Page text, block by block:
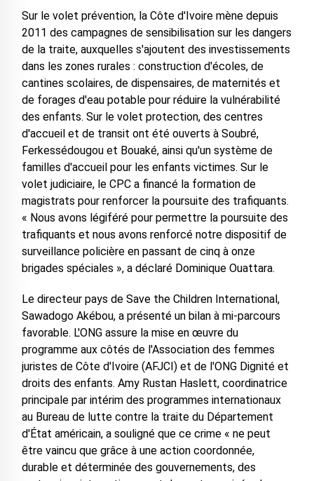
Sur le volet prévention, la Côte d'Ivoire mène depuis
2011 des campagnes de sensibilisation sur les dangers
de la traite, auxquelles s'ajoutent des investissements
dans les zones rurales : construction d'écoles, de
cantines scolaires, de dispensaires, de maternités et
de forages d'eau potable pour réduire la vulnérabilité
des enfants. Sur le volet protection, des centres
d'accueil et de transit ont été ouverts à Soubré,
Ferkessédougou et Bouaké, ainsi qu'un système de
familles d'accueil pour les enfants victimes. Sur le
volet judiciaire, le CPC a financé la formation de
magistrats pour renforcer la poursuite des trafiquants.
« Nous avons légiféré pour permettre la poursuite des
trafiquants et nous avons renforcé notre dispositif de
surveillance policière en passant de cinq à onze
brigades spéciales », a déclaré Dominique Ouattara.
Le directeur pays de Save the Children International,
Sawadogo Akébou, a présenté un bilan à mi-parcours
favorable. L'ONG assure la mise en œuvre du
programme aux côtés de l'Association des femmes
juristes de Côte d'Ivoire (AFJCI) et de l'ONG Dignité et
droits des enfants. Amy Rustan Haslett, coordinatrice
principale par intérim des programmes internationaux
au Bureau de lutte contre la traite du Département
d'État américain, a souligné que ce crime « ne peut
être vaincu que grâce à une action coordonnée,
durable et déterminée des gouvernements, des